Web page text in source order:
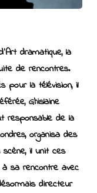
dramatique, la
de rencontres.
pour la télévision, il
Ghislaine
responsable de la
organisa des
il unit ces
sa rencontre avec
directeur